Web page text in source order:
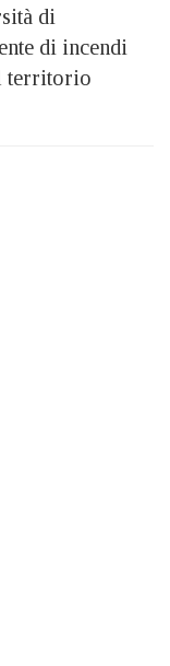
di
di incendi
territorio